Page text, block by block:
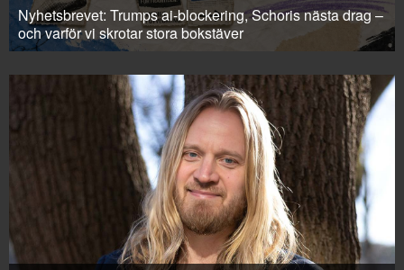
Nyhetsbrevet: Trumps ai-blockering, Schoris nästa drag –
och varför vi skrotar stora bokstäver